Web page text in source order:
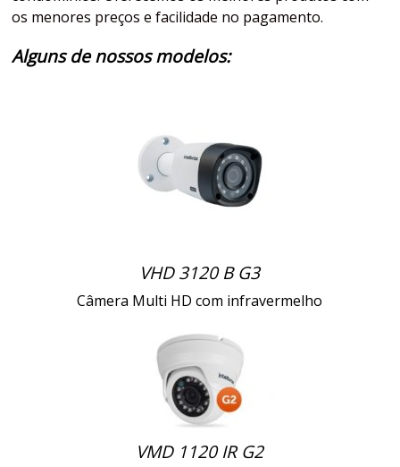
os menores preços e facilidade no pagamento.
Alguns de nossos modelos:
VHD 3120 B G3
Câmera Multi HD com infravermelho
VMD 1120 IR G2